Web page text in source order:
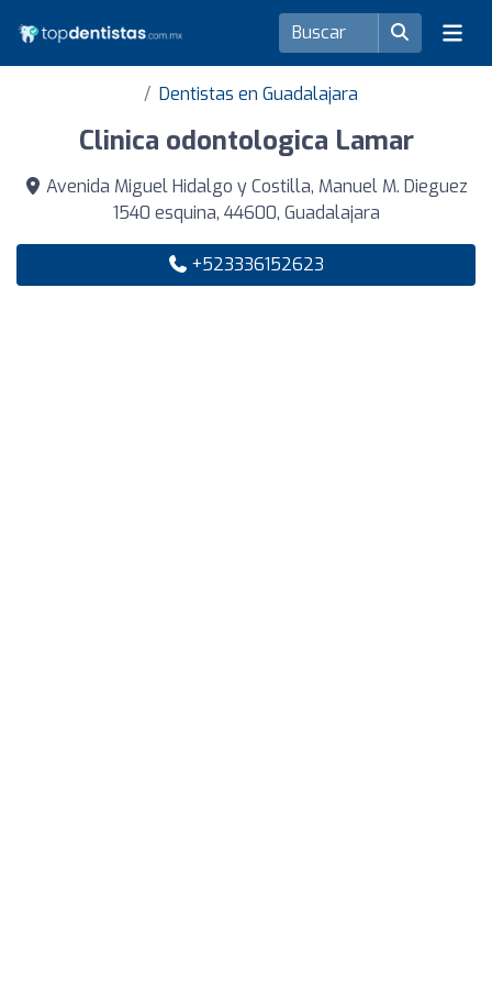
Dentistas en Guadalajara
Clinica odontologica Lamar
Avenida Miguel Hidalgo y Costilla, Manuel M. Dieguez
1540 esquina, 44600, Guadalajara
+523336152623